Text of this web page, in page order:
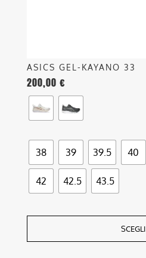
ASICS GEL-KAYANO 33
200,00 €
38 39 39.5 40
42 42.5 43.5
SCEGLI